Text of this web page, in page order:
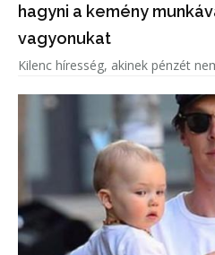
hagyni a kemény
vagyonukat
Kilenc híresség, akinek pénzét